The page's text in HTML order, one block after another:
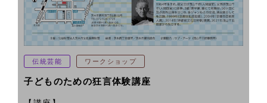
伝統芸能 ワークショップ
子どものための狂言体験講座